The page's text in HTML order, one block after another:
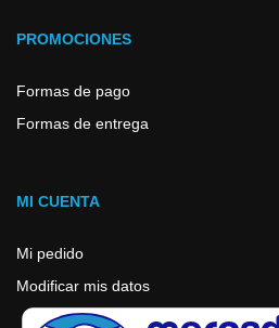
PROMOCIONES
Formas de pago
Formas de entrega
MI CUENTA
Mi pedido
Modificar mis datos